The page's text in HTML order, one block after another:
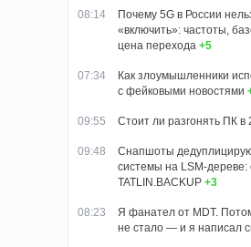
08:14
Почему 5G в России
«включить»: частоты,
цена перехода +5
07:34
Как злоумышленники
с фейковыми новостями
09:55 Стоит ли разгонять ПК в
09:48
Снапшоты
системы на LSM-дереве:
TATLIN.BACKUP +3
08:23
Я фанател от MDT.
не стало — и я написал